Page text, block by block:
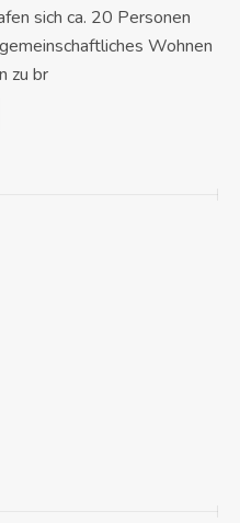
sich ca. 20 Personen
Wohnen
zu br